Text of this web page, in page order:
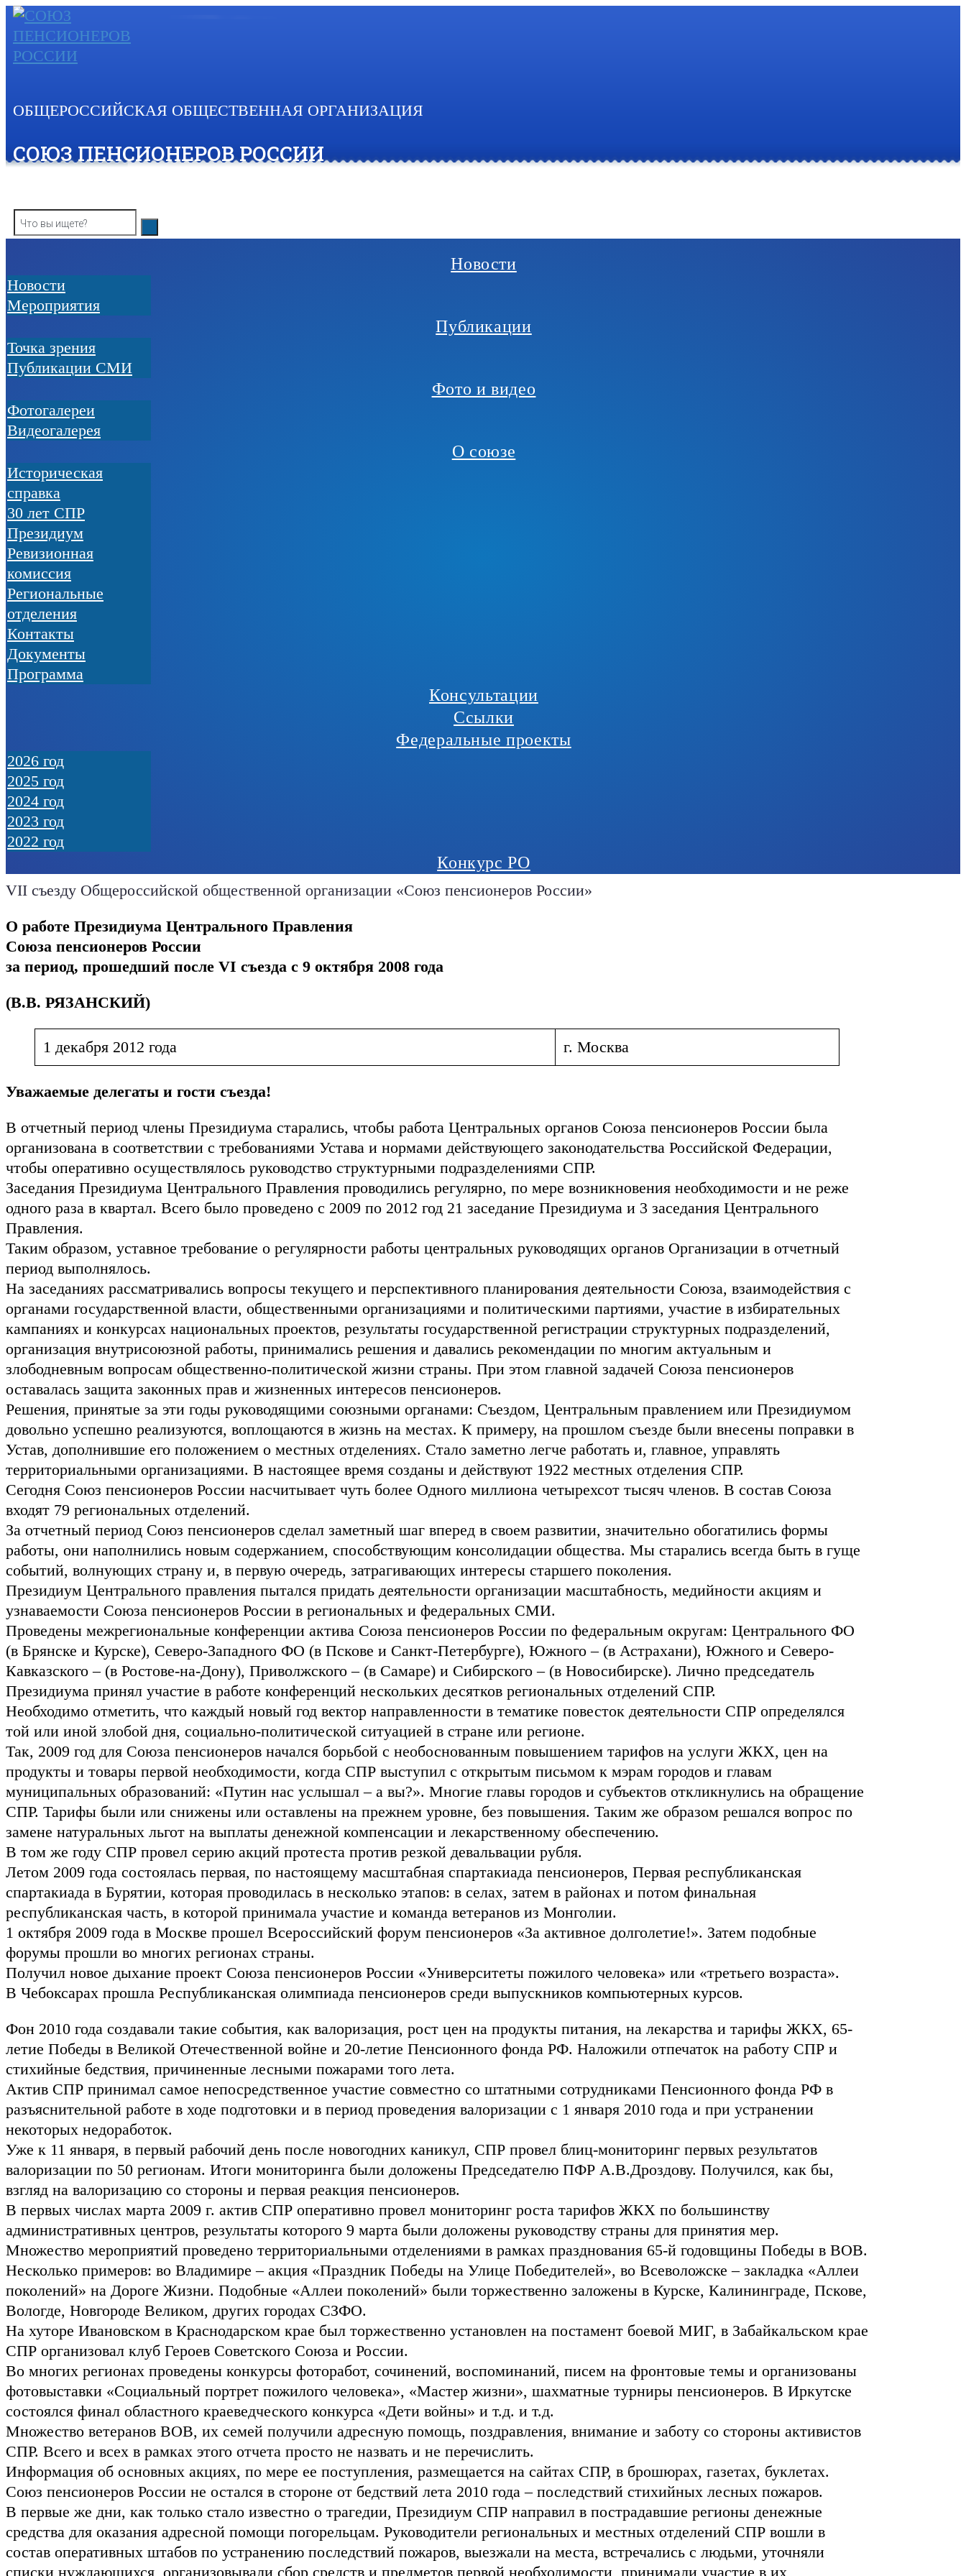
Skip
to
content
ОБЩЕРОССИЙСКАЯ ОБЩЕСТВЕННАЯ ОРГАНИЗАЦИЯ
СОЮЗ ПЕНСИОНЕРОВ РОССИИ
Новости
Новости
Мероприятия
Публикации
Точка зрения
Публикации СМИ
Фото и видео
Фотогалереи
Видеогалерея
О союзе
Историческая
справка
30 лет СПР
Президиум
Ревизионная
комиссия
Региональные
отделения
Контакты
Документы
Программа
Консультации
Ссылки
Федеральные проекты
2026 год
2025 год
2024 год
2023 год
2022 год
Конкурс РО
ОТЧЁТ
ЦП
VII съезду Общероссийской общественной организации «Союз пенсионеров России»
О работе Президиума Центрального Правления
Союза пенсионеров России
за период, прошедший после VI съезда с 9 октября 2008 года
(В.В. РЯЗАНСКИЙ)
1 декабря 2012 года г. Москва
Уважаемые делегаты и гости съезда!
В отчетный период члены Президиума старались, чтобы работа Центральных органов Союза пенсионеров России была
организована в соответствии с требованиями Устава и нормами действующего законодательства Российской Федерации,
чтобы оперативно осуществлялось руководство структурными подразделениями СПР.
Заседания Президиума Центрального Правления проводились регулярно, по мере возникновения необходимости и не реже
одного раза в квартал. Всего было проведено с 2009 по 2012 год 21 заседание Президиума и 3 заседания Центрального
Правления.
Таким образом, уставное требование о регулярности работы центральных руководящих органов Организации в отчетный
период выполнялось.
На заседаниях рассматривались вопросы текущего и перспективного планирования деятельности Союза, взаимодействия с
органами государственной власти, общественными организациями и политическими партиями, участие в избирательных
кампаниях и конкурсах национальных проектов, результаты государственной регистрации структурных подразделений,
организация внутрисоюзной работы, принимались решения и давались рекомендации по многим актуальным и
злободневным вопросам общественно-политической жизни страны. При этом главной задачей Союза пенсионеров
оставалась защита законных прав и жизненных интересов пенсионеров.
Решения, принятые за эти годы руководящими союзными органами: Съездом, Центральным правлением или Президиумом
довольно успешно реализуются, воплощаются в жизнь на местах. К примеру, на прошлом съезде были внесены поправки в
Устав, дополнившие его положением о местных отделениях. Стало заметно легче работать и, главное, управлять
территориальными организациями. В настоящее время созданы и действуют 1922 местных отделения СПР.
Сегодня Союз пенсионеров России насчитывает чуть более Одного миллиона четырехсот тысяч членов. В состав Союза
входят 79 региональных отделений.
За отчетный период Союз пенсионеров сделал заметный шаг вперед в своем развитии, значительно обогатились формы
работы, они наполнились новым содержанием, способствующим консолидации общества. Мы старались всегда быть в гуще
событий, волнующих страну и, в первую очередь, затрагивающих интересы старшего поколения.
Президиум Центрального правления пытался придать деятельности организации масштабность, медийности акциям и
узнаваемости Союза пенсионеров России в региональных и федеральных СМИ.
Проведены межрегиональные конференции актива Союза пенсионеров России по федеральным округам: Центрального ФО
(в Брянске и Курске), Северо-Западного ФО (в Пскове и Санкт-Петербурге), Южного – (в Астрахани), Южного и Северо-
Кавказского – (в Ростове-на-Дону), Приволжского – (в Самаре) и Сибирского – (в Новосибирске). Лично председатель
Президиума принял участие в работе конференций нескольких десятков региональных отделений СПР.
Необходимо отметить, что каждый новый год вектор направленности в тематике повесток деятельности СПР определялся
той или иной злобой дня, социально-политической ситуацией в стране или регионе.
Так, 2009 год для Союза пенсионеров начался борьбой с необоснованным повышением тарифов на услуги ЖКХ, цен на
продукты и товары первой необходимости, когда СПР выступил с открытым письмом к мэрам городов и главам
муниципальных образований: «Путин нас услышал – а вы?». Многие главы городов и субъектов откликнулись на обращение
СПР. Тарифы были или снижены или оставлены на прежнем уровне, без повышения. Таким же образом решался вопрос по
замене натуральных льгот на выплаты денежной компенсации и лекарственному обеспечению.
В том же году СПР провел серию акций протеста против резкой девальвации рубля.
Летом 2009 года состоялась первая, по настоящему масштабная спартакиада пенсионеров, Первая республиканская
спартакиада в Бурятии, которая проводилась в несколько этапов: в селах, затем в районах и потом финальная
республиканская часть, в которой принимала участие и команда ветеранов из Монголии.
1 октября 2009 года в Москве прошел Всероссийский форум пенсионеров «За активное долголетие!». Затем подобные
форумы прошли во многих регионах страны.
Получил новое дыхание проект Союза пенсионеров России «Университеты пожилого человека» или «третьего возраста».
В Чебоксарах прошла Республиканская олимпиада пенсионеров среди выпускников компьютерных курсов.
Фон 2010 года создавали такие события, как валоризация, рост цен на продукты питания, на лекарства и тарифы ЖКХ, 65-
летие Победы в Великой Отечественной войне и 20-летие Пенсионного фонда РФ. Наложили отпечаток на работу СПР и
стихийные бедствия, причиненные лесными пожарами того лета.
Актив СПР принимал самое непосредственное участие совместно со штатными сотрудниками Пенсионного фонда РФ в
разъяснительной работе в ходе подготовки и в период проведения валоризации с 1 января 2010 года и при устранении
некоторых недоработок.
Уже к 11 января, в первый рабочий день после новогодних каникул, СПР провел блиц-мониторинг первых результатов
валоризации по 50 регионам. Итоги мониторинга были доложены Председателю ПФР А.В.Дроздову. Получился, как бы,
взгляд на валоризацию со стороны и первая реакция пенсионеров.
В первых числах марта 2009 г. актив СПР оперативно провел мониторинг роста тарифов ЖКХ по большинству
административных центров, результаты которого 9 марта были доложены руководству страны для принятия мер.
Множество мероприятий проведено территориальными отделениями в рамках празднования 65-й годовщины Победы в ВОВ.
Несколько примеров: во Владимире – акция «Праздник Победы на Улице Победителей», во Всеволожске – закладка «Аллеи
поколений» на Дороге Жизни. Подобные «Аллеи поколений» были торжественно заложены в Курске, Калининграде, Пскове,
Вологде, Новгороде Великом, других городах СЗФО.
На хуторе Ивановском в Краснодарском крае был торжественно установлен на постамент боевой МИГ, в Забайкальском крае
СПР организовал клуб Героев Советского Союза и России.
Во многих регионах проведены конкурсы фоторабот, сочинений, воспоминаний, писем на фронтовые темы и организованы
фотовыставки «Социальный портрет пожилого человека», «Мастер жизни», шахматные турниры пенсионеров. В Иркутске
состоялся финал областного краеведческого конкурса «Дети войны» и т.д. и т.д.
Множество ветеранов ВОВ, их семей получили адресную помощь, поздравления, внимание и заботу со стороны активистов
СПР. Всего и всех в рамках этого отчета просто не назвать и не перечислить.
Информация об основных акциях, по мере ее поступления, размещается на сайтах СПР, в брошюрах, газетах, буклетах.
Союз пенсионеров России не остался в стороне от бедствий лета 2010 года – последствий стихийных лесных пожаров.
В первые же дни, как только стало известно о трагедии, Президиум СПР направил в пострадавшие регионы денежные
средства для оказания адресной помощи погорельцам. Руководители региональных и местных отделений СПР вошли в
состав оперативных штабов по устранению последствий пожаров, выезжали на места, встречались с людьми, уточняли
списки нуждающихся, организовывали сбор средств и предметов первой необходимости, принимали участие в их